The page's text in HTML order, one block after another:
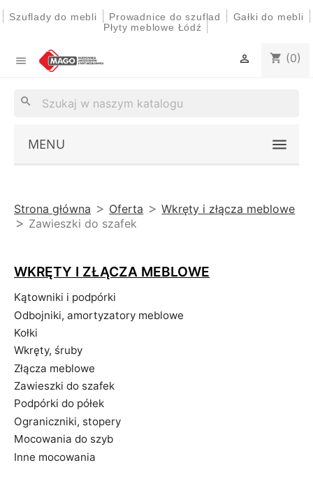
Szuflady do mebli Prowadnice do szuflad Gałki do mebli
Płyty meblowe Łódź
 shopping_cart (0)

search
MENU
Strona główna Oferta
Wkręty i złącza meblowe
Zawieszki do szafek
WKRĘTY I ZŁĄCZA MEBLOWE
Kątowniki i podpórki
Odbojniki, amortyzatory meblowe
Kołki
Wkręty, śruby
Złącza meblowe
Zawieszki do szafek
Podpórki do półek
Ograniczniki, stopery
Mocowania do szyb
Inne mocowania